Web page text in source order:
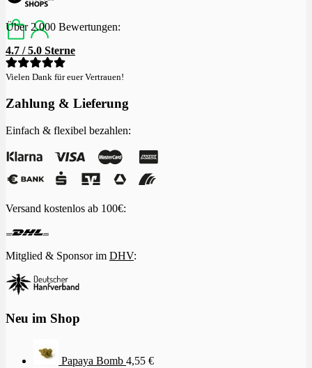
Über 2.000 Bewertungen:
4.7 / 5.0 Sterne
Vielen Dank für euer Vertrauen!
Zahlung & Lieferung
Einfach & flexibel bezahlen:
Versand kostenlos ab 100€:
Mitglied & Sponsor im DHV:
Neu im Shop
Papaya Bomb 4,55 €